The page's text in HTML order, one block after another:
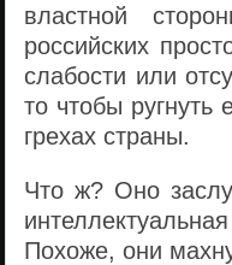
властной
российских
слабости или
то чтобы
грехах страны.
Что ж? Оно
Похоже, они